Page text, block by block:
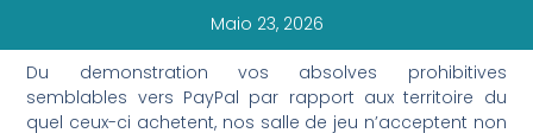
Maio 23, 2026
Du demonstration vos absolves prohibitives
semblables vers PayPal par rapport aux territoire du
quel ceux-ci achetent, nos salle de jeu n’acceptent non